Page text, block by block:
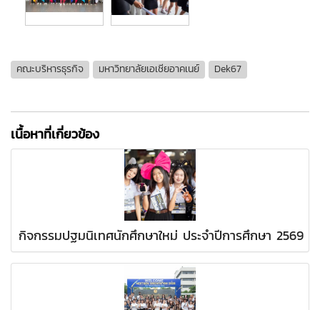
คณะบริหารธุรกิจ มหาวิทยาลัยเอเชียอาคเนย์ Dek67
เนื้อหาที่เกี่ยวข้อง
กิจกรรมปฐมนิเทศนักศึกษาใหม่ ประจำปีการศึกษา 2569